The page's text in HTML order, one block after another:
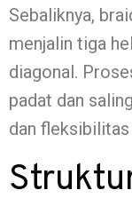
Sebaliknya,
menjalin tiga
diagonal.
padat dan
dan